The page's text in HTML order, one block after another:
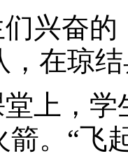
兴奋的
，在琼
上，
箭。“飞